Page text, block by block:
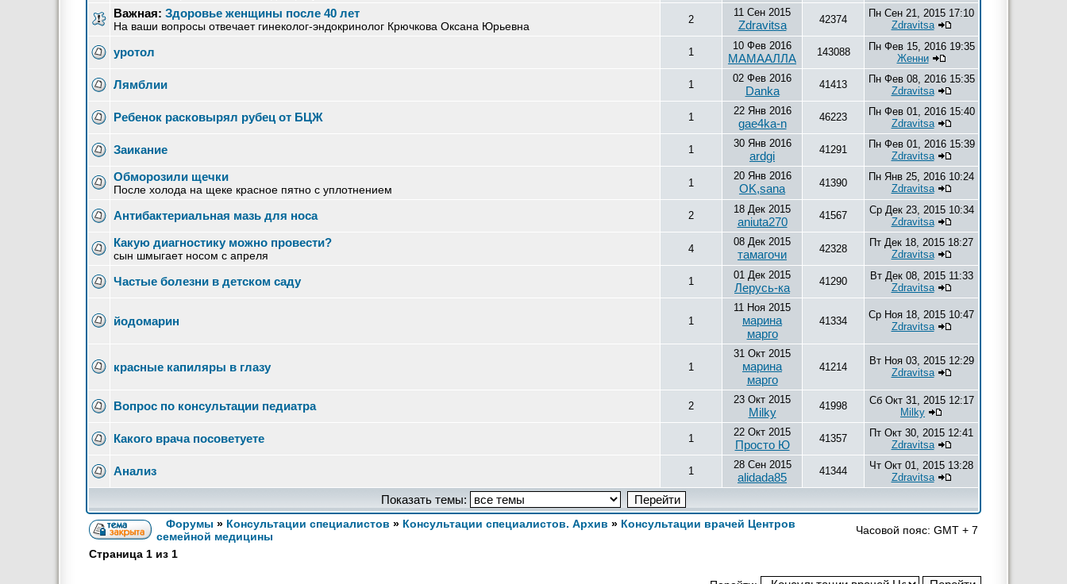
Важная: Здоровье женщины после 40 лет
На ваши вопросы отвечает гинеколог-эндокринолог Крючкова Оксана Юрьевна
2
11 Сен 2015
Zdravitsa 42374
Пн Сен 21, 2015 17:10
Zdravitsa
уротол 1
10 Фев 2016
МАМААЛЛА 143088
Пн Фев 15, 2016 19:35
Женни
Лямблии 1
02 Фев 2016
Danka 41413
Пн Фев 08, 2016 15:35
Zdravitsa
Ребенок расковырял рубец от БЦЖ 1
22 Янв 2016
gae4ka-n 46223
Пн Фев 01, 2016 15:40
Zdravitsa
Заикание 1
30 Янв 2016
ardgi 41291
Пн Фев 01, 2016 15:39
Zdravitsa
Обморозили щечки
После холода на щеке красное пятно с уплотнением
1
20 Янв 2016
OK,sana 41390
Пн Янв 25, 2016 10:24
Zdravitsa
Антибактериальная мазь для носа 2
18 Дек 2015
aniuta270 41567
Ср Дек 23, 2015 10:34
Zdravitsa
Какую диагностику можно провести?
сын шмыгает носом с апреля
4
08 Дек 2015
тамагочи 42328
Пт Дек 18, 2015 18:27
Zdravitsa
Частые болезни в детском саду 1
01 Дек 2015
Лерусь-ка 41290
Вт Дек 08, 2015 11:33
Zdravitsa
йодомарин 1
11 Ноя 2015
марина
марго
41334
Ср Ноя 18, 2015 10:47
Zdravitsa
красные капиляры в глазу 1
31 Окт 2015
марина
марго
41214
Вт Ноя 03, 2015 12:29
Zdravitsa
Вопрос по консультации педиатра 2
23 Окт 2015
Milky 41998
Сб Окт 31, 2015 12:17
Milky
Какого врача посоветуете 1
22 Окт 2015
Просто Ю 41357
Пт Окт 30, 2015 12:41
Zdravitsa
Анализ 1
28 Сен 2015
alidada85 41344
Чт Окт 01, 2015 13:28
Zdravitsa
Показать темы:
Форумы » Консультации специалистов » Консультации специалистов. Архив » Консультации врачей Центров
семейной медицины
Часовой пояс: GMT + 7
Страница 1 из 1